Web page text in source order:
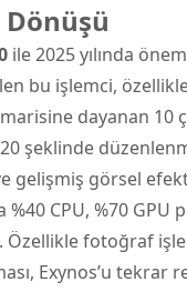
Dönüşü
ile 2025 yılında
bu işlemci,
dayanan 10
şeklinde
gelişmiş görsel
CPU, %70 GPU
fotoğraf
Exynos’u tekrar